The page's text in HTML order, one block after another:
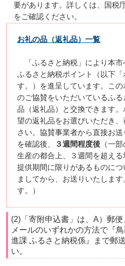
要があります。詳しくは、国税
をご確認ください。
お礼の品（返礼品）一覧
「ふるさと納税」により本市
ふるさと納税ポイント（以下「
す。）を進呈しています。こ
のご協賛をいただいているふ
品（返礼品）と交換できます
望の返礼品をお選びいただき
さい。協賛事業者から直接お
を確認後、
３週間程度後（一部
生産の都合上、３週間を超える
提供期間に限りがあるものに
ましてから、お送りいたしま
す。）
(2)「寄附申込書」は、A）郵
メールのいずれかの方法で『
進課 ふるさと納税係』まで郵
い。